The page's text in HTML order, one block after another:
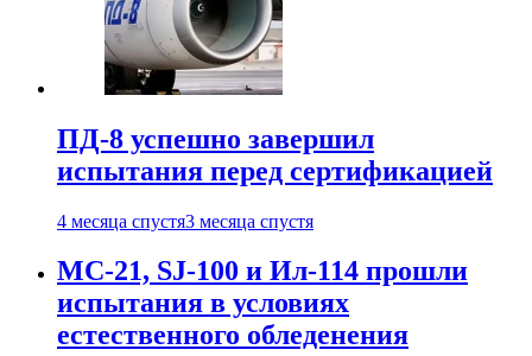
ПД-8 успешно завершил
испытания перед сертификацией
4 месяца спустя3 месяца спустя
МС-21, SJ-100 и Ил-114 прошли
испытания в условиях
естественного обледенения